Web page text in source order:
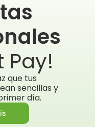
Pay!
que tus
sencillas y
día.